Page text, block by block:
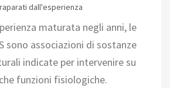
dall'esperienza
maturata negli anni, le
sono associazioni di sostanze
indicate per intervenire su
funzioni fisiologiche.